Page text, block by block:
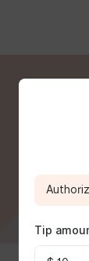
Tip